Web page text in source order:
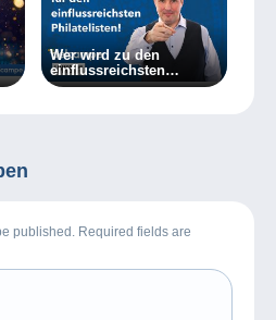
Wer wird zu den
einflussreichsten
Philatelisten der letzten
published. Required fields are